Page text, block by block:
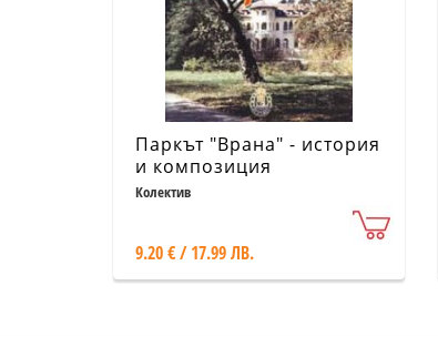
Паркът "Врана" - история
и композиция
Колектив
9.20 € / 17.99 ЛВ.